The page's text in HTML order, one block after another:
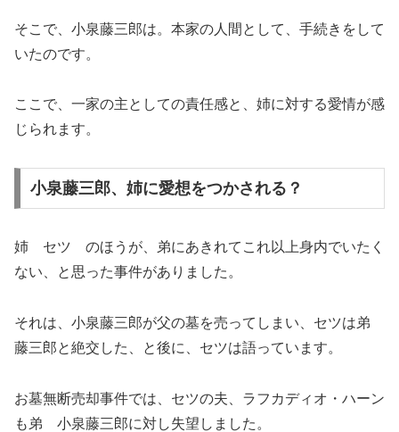
そこで、小泉藤三郎は。本家の人間として、手続きをして
いたのです。
ここで、一家の主としての責任感と、姉に対する愛情が感
じられます。
小泉藤三郎、姉に愛想をつかされる？
姉 セツ のほうが、弟にあきれてこれ以上身内でいたく
ない、と思った事件がありました。
それは、小泉藤三郎が父の墓を売ってしまい、セツは弟
藤三郎と絶交した、と後に、セツは語っています。
お墓無断売却事件では、セツの夫、ラフカディオ・ハーン
も弟 小泉藤三郎に対し失望しました。